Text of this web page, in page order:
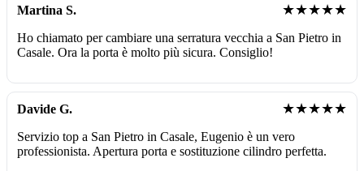
Martina S. ★★★★★
Ho chiamato per cambiare una serratura vecchia a San Pietro in
Casale. Ora la porta è molto più sicura. Consiglio!
Davide G. ★★★★★
Servizio top a San Pietro in Casale, Eugenio è un vero
professionista. Apertura porta e sostituzione cilindro perfetta.